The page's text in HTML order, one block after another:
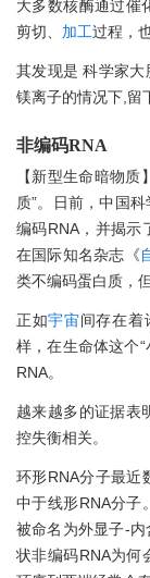
大多数核酶通过催
剪切、 加工过程，
其发现是 科学家
镁离子的情况下,留
非编码RNA
【新型生命暗物
质”。日前，中国科
编码RNA，并揭示
在国际知名杂志《
类不编码蛋白质，
正如宇宙间存在着
样，在生命体这个“
RNA。
越来越多的证据表
控失衡相关。
环形RNA分子最近
中于线形RNA分子
被命名为外显子-
状非编码RNA为何